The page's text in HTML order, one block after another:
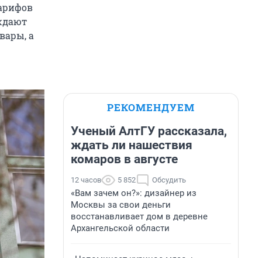
а
РЕКОМЕНДУЕМ
Ученый АлтГУ рассказала,
ждать ли нашествия
комаров в августе
12 часов 5 852 Обсудить
«Вам зачем он?»: дизайнер из
Москвы за свои деньги
восстанавливает дом в деревне
Архангельской области